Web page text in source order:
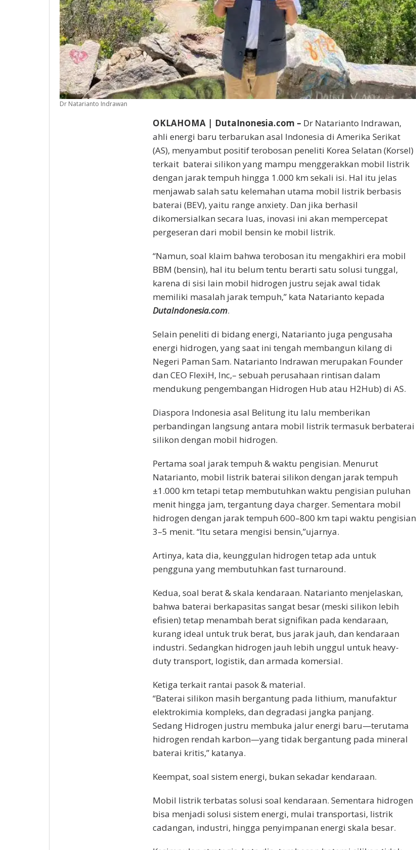
Dr Natarianto Indrawan
OKLAHOMA | DutaInonesia.com – Dr Natarianto Indrawan,
ahli energi baru terbarukan asal Indonesia di Amerika Serikat
(AS), menyambut positif terobosan peneliti Korea Selatan (Korsel)
terkait baterai silikon yang mampu menggerakkan mobil listrik
dengan jarak tempuh hingga 1.000 km sekali isi. Hal itu jelas
menjawab salah satu kelemahan utama mobil listrik berbasis
baterai (BEV), yaitu range anxiety. Dan jika berhasil
dikomersialkan secara luas, inovasi ini akan mempercepat
pergeseran dari mobil bensin ke mobil listrik.
“Namun, soal klaim bahwa terobosan itu mengakhiri era mobil
BBM (bensin), hal itu belum tentu berarti satu solusi tunggal,
karena di sisi lain mobil hidrogen justru sejak awal tidak
memiliki masalah jarak tempuh,” kata Natarianto kepada
DutaIndonesia.com.
Selain peneliti di bidang energi, Natarianto juga pengusaha
energi hidrogen, yang saat ini tengah membangun kilang di
Negeri Paman Sam. Natarianto Indrawan merupakan Founder
dan CEO FlexiH, Inc,– sebuah perusahaan rintisan dalam
mendukung pengembangan Hidrogen Hub atau H2Hub) di AS.
Diaspora Indonesia asal Belitung itu lalu memberikan
perbandingan langsung antara mobil listrik termasuk berbaterai
silikon dengan mobil hidrogen.
Pertama soal jarak tempuh & waktu pengisian. Menurut
Natarianto, mobil listrik baterai silikon dengan jarak tempuh
±1.000 km tetapi tetap membutuhkan waktu pengisian puluhan
menit hingga jam, tergantung daya charger. Sementara mobil
hidrogen dengan jarak tempuh 600–800 km tapi waktu pengisian
3–5 menit. “Itu setara mengisi bensin,”ujarnya.
Artinya, kata dia, keunggulan hidrogen tetap ada untuk
pengguna yang membutuhkan fast turnaround.
Kedua, soal berat & skala kendaraan. Natarianto menjelaskan,
bahwa baterai berkapasitas sangat besar (meski silikon lebih
efisien) tetap menambah berat signifikan pada kendaraan,
kurang ideal untuk truk berat, bus jarak jauh, dan kendaraan
industri. Sedangkan hidrogen jauh lebih unggul untuk heavy-
duty transport, logistik, dan armada komersial.
Ketiga terkait rantai pasok & material.
“Baterai silikon masih bergantung pada lithium, manufaktur
elektrokimia kompleks, dan degradasi jangka panjang.
Sedang Hidrogen justru membuka jalur energi baru—terutama
hidrogen rendah karbon—yang tidak bergantung pada mineral
baterai kritis,” katanya.
Keempat, soal sistem energi, bukan sekadar kendaraan.
Mobil listrik terbatas solusi soal kendaraan. Sementara hidrogen
bisa menjadi solusi sistem energi, mulai transportasi, listrik
cadangan, industri, hingga penyimpanan energi skala besar.